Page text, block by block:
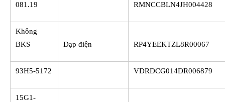
081.19
RMNCCBLN4JH004428
Không
BKS
Đạp điện RP4YEEKTZL8R00067
93H5-5172 VDRDCG014DR006879
15G1-